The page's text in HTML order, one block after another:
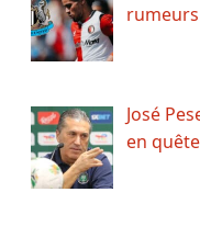
José
en